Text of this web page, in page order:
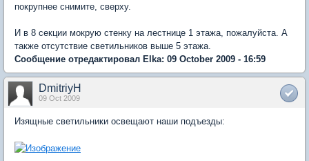
покрупнее снимите, сверху.
И в 8 секции мокрую стенку на лестнице 1 этажа, пожалуйста. А
также отсутствие светильников выше 5 этажа.
Сообщение отредактировал Elka: 09 October 2009 - 16:59
DmitriyH
09 Oct 2009
Изящные светильники освещают наши подъезды: